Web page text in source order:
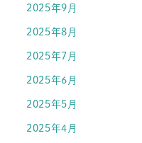
2025年9月
2025年8月
2025年7月
2025年6月
2025年5月
2025年4月